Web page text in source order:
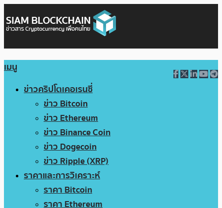
เมนู
ข่าวคริปโตเคอเรนซี่
ข่าว Bitcoin
ข่าว Ethereum
ข่าว Binance Coin
ข่าว Dogecoin
ข่าว Ripple (XRP)
ราคาและการวิเคราะห์
ราคา Bitcoin
ราคา Ethereum